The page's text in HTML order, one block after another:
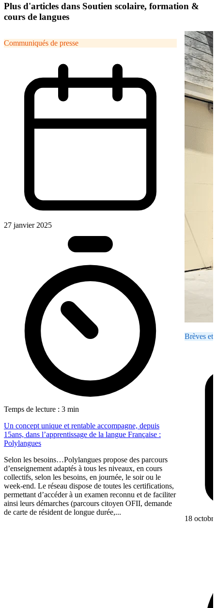
Plus d'articles dans Soutien scolaire, formation &
cours de langues
Communiqués de presse
27 janvier 2025
Temps de lecture : 3 min
Un concept unique et rentable accompagne, depuis
15ans, dans l’apprentissage de la langue Française :
Polylangues
Selon les besoins…Polylangues propose des parcours
d’enseignement adaptés à tous les niveaux, en cours
collectifs, selon les besoins, en journée, le soir ou le
week-end. Le réseau dispose de toutes les certifications,
permettant d’accéder à un examen reconnu et de faciliter
ainsi leurs démarches (parcours citoyen OFII, demande
de carte de résident de longue durée,...
Brèves et
18